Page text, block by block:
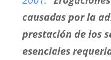
causadas por la
prestación de los
esenciales